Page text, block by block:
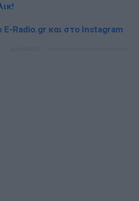
Radio.gr και στο Instagram